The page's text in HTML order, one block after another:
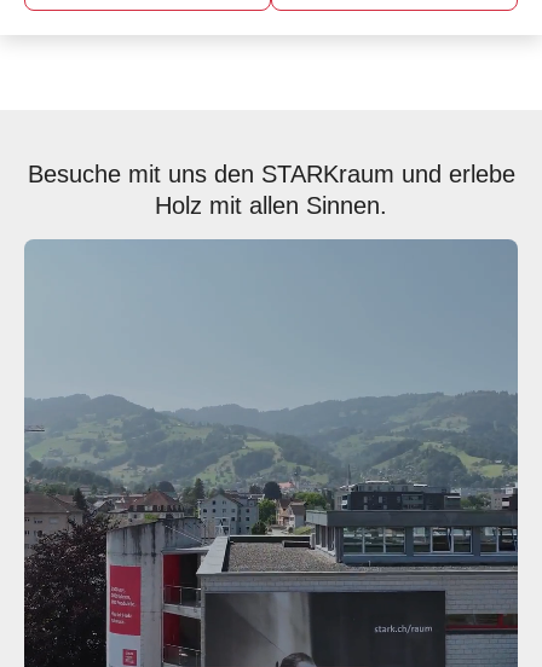
Besuche mit uns den STARKraum und erlebe
Holz mit allen Sinnen.